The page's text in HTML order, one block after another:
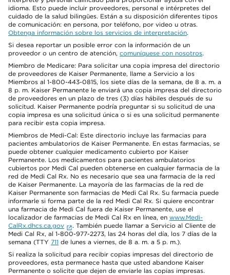
idioma. Esto puede incluir proveedores, personal e intérpretes del
cuidado de la salud bilingües. Están a su disposición diferentes tipos
de comunicación: en persona, por teléfono, por video u otras.
Obtenga información sobre los servicios de interpretación.
Si desea reportar un posible error con la información de un
proveedor o un centro de atención, comuníquese con nosotros.
Miembro de Medicare: Para solicitar una copia impresa del directorio
de proveedores de Kaiser Permanente, llame a Servicio a los
Miembros al 1-800-443-0815, los siete días de la semana, de 8 a. m. a
8 p. m. Kaiser Permanente le enviará una copia impresa del directorio
de proveedores en un plazo de tres (3) días hábiles después de su
solicitud. Kaiser Permanente podría preguntar si su solicitud de una
copia impresa es una solicitud única o si es una solicitud permanente
para recibir esta copia impresa.
Miembros de Medi-Cal: Este directorio incluye las farmacias para
pacientes ambulatorios de Kaiser Permanente. En estas farmacias, se
puede obtener cualquier medicamento cubierto por Kaiser
Permanente. Los medicamentos para pacientes ambulatorios
cubiertos por Medi Cal pueden obtenerse en cualquier farmacia de la
red de Medi Cal Rx. No es necesario que sea una farmacia de la red
de Kaiser Permanente. La mayoría de las farmacias de la red de
Kaiser Permanente son farmacias de Medi Cal Rx. Su farmacia puede
informarle si forma parte de la red Medi Cal Rx. Si quiere encontrar
una farmacia de Medi Cal fuera de Kaiser Permanente, use el
localizador de farmacias de Medi Cal Rx en línea, en www.Medi-
CalRx.dhcs.ca.gov
. También puede llamar a Servicio al Cliente de
Medi Cal Rx, al 1-800-977-2273, las 24 horas del día, los 7 días de la
semana (TTY 711 de lunes a viernes, de 8 a. m. a 5 p. m.).
Si realiza la solicitud para recibir copias impresas del directorio de
proveedores, esta permanece hasta que usted abandone Kaiser
Permanente o solicite que dejen de enviarle las copias impresas.